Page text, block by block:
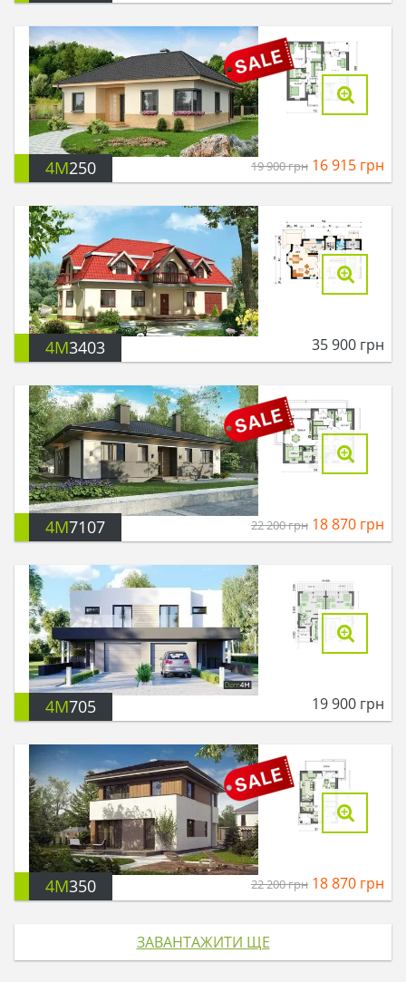
4M250 19 900грн 16 915 грн
4M3403 35 900 грн
4M7107 22 200грн 18 870 грн
4M705 19 900 грн
4M350 22 200грн 18 870 грн
ЗАВАНТАЖИТИ ЩЕ